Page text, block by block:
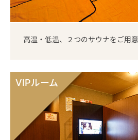
高温・低温、２つのサウナをご用意
VIPルーム